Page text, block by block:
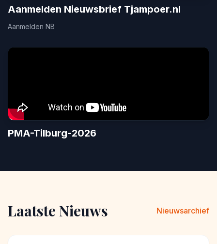
Aanmelden Nieuwsbrief Tjampoer.nl
Aanmelden NB
PMA-Tilburg-2026
Laatste Nieuws Nieuwsarchief